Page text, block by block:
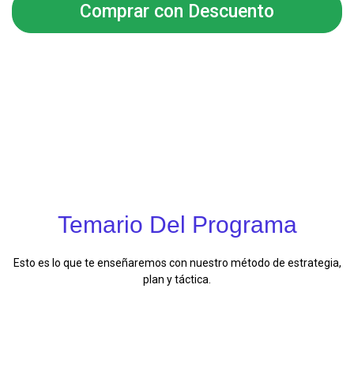
Comprar con Descuento
Temario Del Programa
Esto es lo que te enseñaremos con nuestro método de estrategia,
plan y táctica.